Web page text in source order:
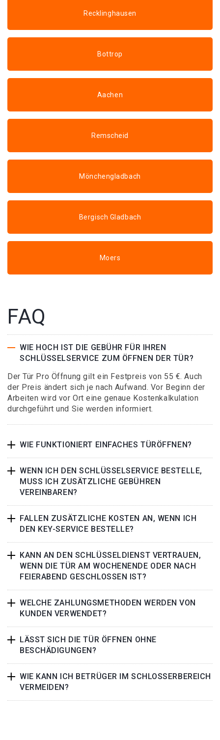
Recklinghausen
Bottrop
Aachen
Remscheid
Mönchengladbach
Bergisch Gladbach
Moers
FAQ
WIE HOCH IST DIE GEBÜHR FÜR IHREN
SCHLÜSSELSERVICE ZUM ÖFFNEN DER TÜR?
Der Tür Pro Öffnung gilt ein Festpreis von 55 €. Auch
der Preis ändert sich je nach Aufwand. Vor Beginn der
Arbeiten wird vor Ort eine genaue Kostenkalkulation
durchgeführt und Sie werden informiert.
WIE FUNKTIONIERT EINFACHES TÜRÖFFNEN?
WENN ICH DEN SCHLÜSSELSERVICE BESTELLE,
MUSS ICH ZUSÄTZLICHE GEBÜHREN
VEREINBAREN?
FALLEN ZUSÄTZLICHE KOSTEN AN, WENN ICH
DEN KEY-SERVICE BESTELLE?
KANN AN DEN SCHLÜSSELDIENST VERTRAUEN,
WENN DIE TÜR AM WOCHENENDE ODER NACH
FEIERABEND GESCHLOSSEN IST?
WELCHE ZAHLUNGSMETHODEN WERDEN VON
KUNDEN VERWENDET?
LÄSST SICH DIE TÜR ÖFFNEN OHNE
BESCHÄDIGUNGEN?
WIE KANN ICH BETRÜGER IM SCHLOSSERBEREICH
VERMEIDEN?